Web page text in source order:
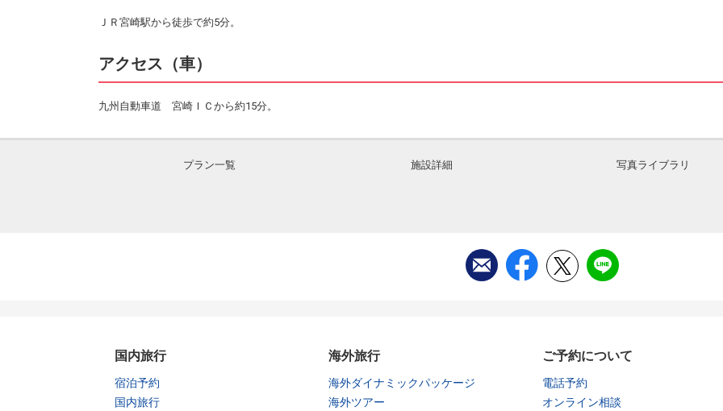
ＪＲ宮崎駅から徒歩で約5分。
アクセス（車）
九州自動車道 宮崎ＩＣから約15分。
プラン一覧 施設詳細 写真ライブラリ
国内旅行
宿泊予約
国内旅行
海外旅行
海外ダイナミックパッケージ
海外ツアー
ご予約について
電話予約
オンライン相談